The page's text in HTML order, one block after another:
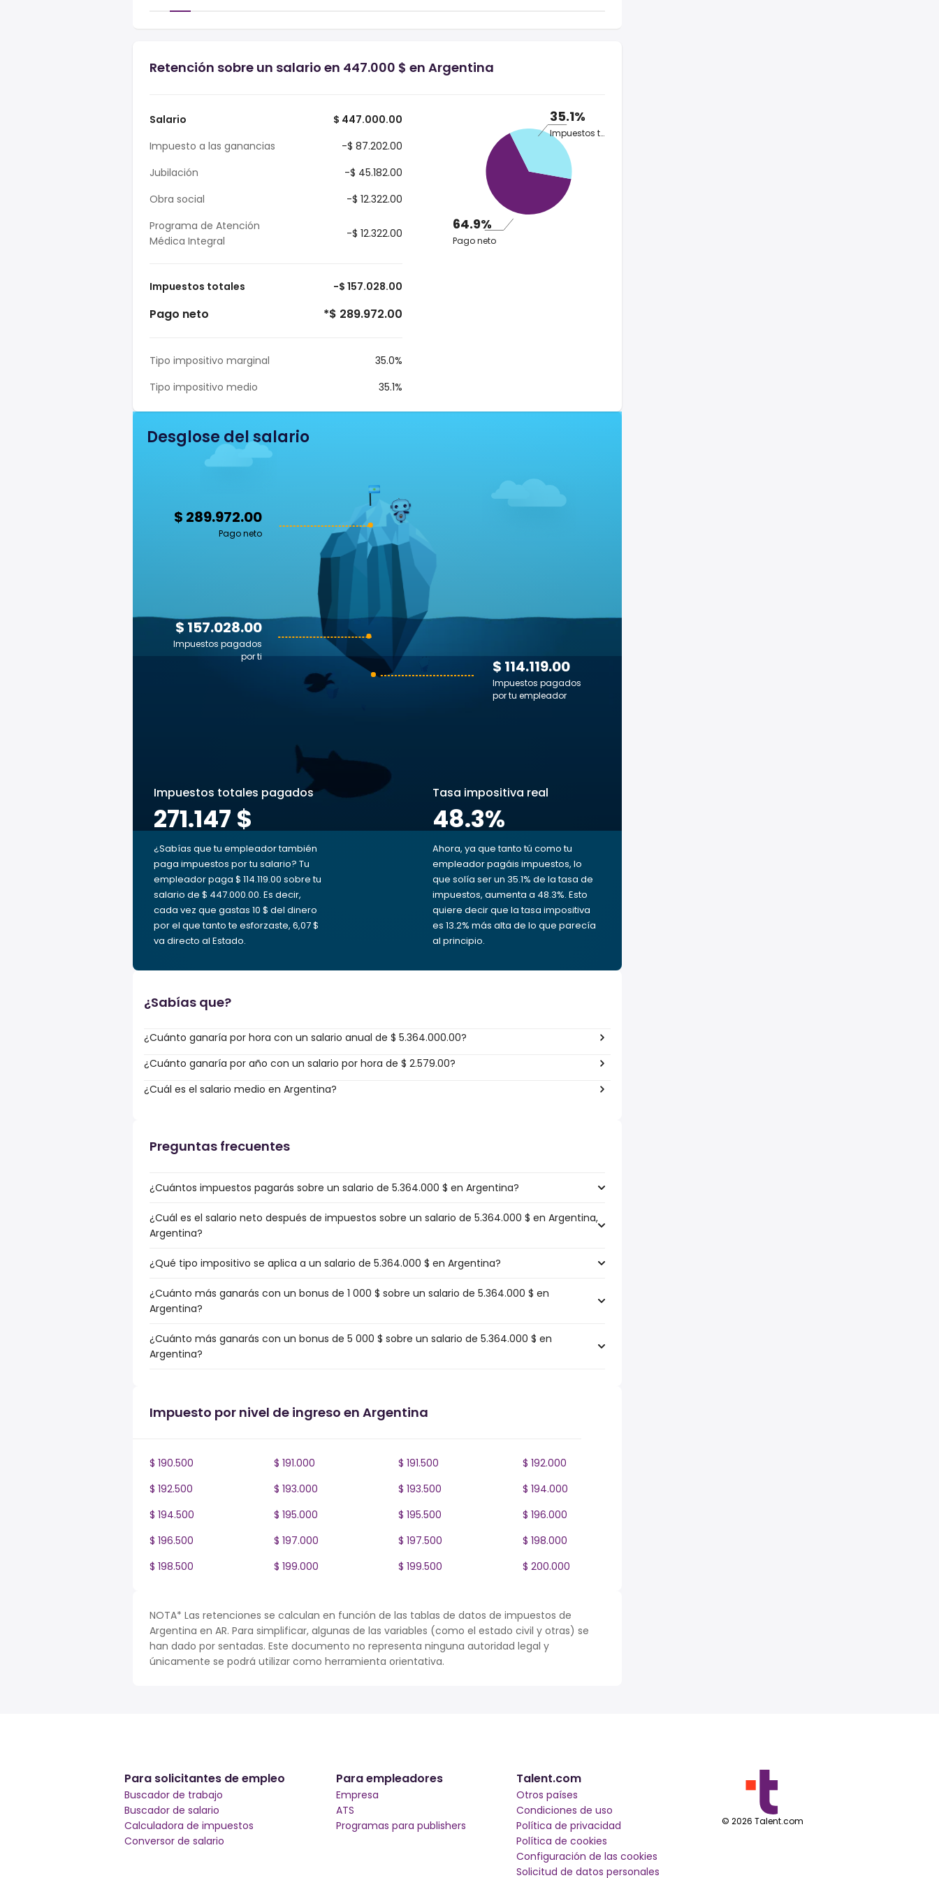
Retención sobre un salario en 447.000 $ en Argentina
Salario
$ 447.000.00
Impuesto a las ganancias
-$ 87.202.00
Jubilación
-$ 45.182.00
Obra social
-$ 12.322.00
Programa de Atención
Médica Integral
-$ 12.322.00
Impuestos totales -$ 157.028.00
Pago neto *$ 289.972.00
Tipo impositivo marginal
35.0%
Tipo impositivo medio
35.1%
35.1%
Impuestos totales
64.9%
Pago neto
Desglose del salario
$ 289.972.00
Pago neto
$ 114.119.00
Impuestos pagados
por tu empleador
$ 157.028.00
Impuestos pagados
por ti
Impuestos totales pagados
271.147 $
¿Sabías que tu empleador también
paga impuestos por tu salario? Tu
empleador paga $ 114.119.00 sobre tu
salario de $ 447.000.00. Es decir,
cada vez que gastas 10 $ del dinero
por el que tanto te esforzaste, 6,07 $
va directo al Estado.
Tasa impositiva real
48.3%
Ahora, ya que tanto tú como tu
empleador pagáis impuestos, lo
que solía ser un 35.1% de la tasa de
impuestos, aumenta a 48.3%. Esto
quiere decir que la tasa impositiva
es 13.2% más alta de lo que parecía
al principio.
¿Sabías que?
¿Cuánto ganaría por hora con un salario anual de $ 5.364.000.00?
¿Cuánto ganaría por año con un salario por hora de $ 2.579.00?
¿Cuál es el salario medio en Argentina?
Preguntas frecuentes
¿Cuántos impuestos pagarás sobre un salario de 5.364.000 $ en Argentina?
¿Cuál es el salario neto después de impuestos sobre un salario de 5.364.000 $ en Argentina,
Argentina?
¿Qué tipo impositivo se aplica a un salario de 5.364.000 $ en Argentina?
¿Cuánto más ganarás con un bonus de 1 000 $ sobre un salario de 5.364.000 $ en
Argentina?
¿Cuánto más ganarás con un bonus de 5 000 $ sobre un salario de 5.364.000 $ en
Argentina?
Impuesto por nivel de ingreso en Argentina
$ 190.500 $ 191.000 $ 191.500
$ 192.000
$ 192.500
$ 193.000 $ 193.500
$ 194.000
$ 194.500
$ 195.000 $ 195.500
$ 196.000
$ 196.500
$ 197.000 $ 197.500
$ 198.000
$ 198.500
$ 199.000 $ 199.500 $ 200.000
NOTA* Las retenciones se calculan en función de las tablas de datos de impuestos de
Argentina en AR. Para simplificar, algunas de las variables (como el estado civil y otras) se
han dado por sentadas. Este documento no representa ninguna autoridad legal y
únicamente se podrá utilizar como herramienta orientativa.
Para solicitantes de empleo
Buscador de trabajo
Buscador de salario
Calculadora de impuestos
Conversor de salario
Para empleadores
Empresa
ATS
Programas para publishers
Talent.com
Otros países
Condiciones de uso
Política de privacidad
Política de cookies
Configuración de las cookies
Solicitud de datos personales
© 2026 Talent.com